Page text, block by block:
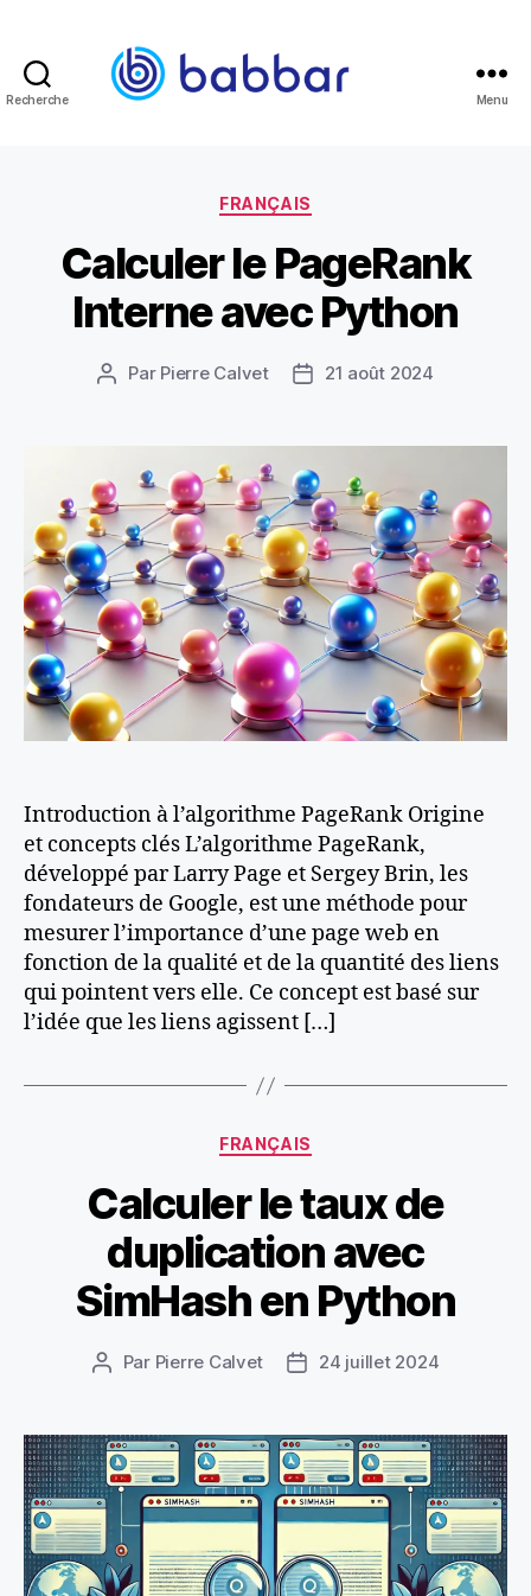
Recherche Menu
Catégories
FRANÇAIS
Calculer le PageRank
Interne avec Python
Auteur
Par Pierre Calvet
Date21 août 2024
Introduction à l’algorithme PageRank Origine
et concepts clés L’algorithme PageRank,
développé par Larry Page et Sergey Brin, les
fondateurs de Google, est une méthode pour
mesurer l’importance d’une page web en
fonction de la qualité et de la quantité des liens
qui pointent vers elle. Ce concept est basé sur
l’idée que les liens agissent […]
Catégories
FRANÇAIS
Calculer le taux de
duplication avec
SimHash en Python
Auteur
Par Pierre Calvet
Date24 juillet 2024